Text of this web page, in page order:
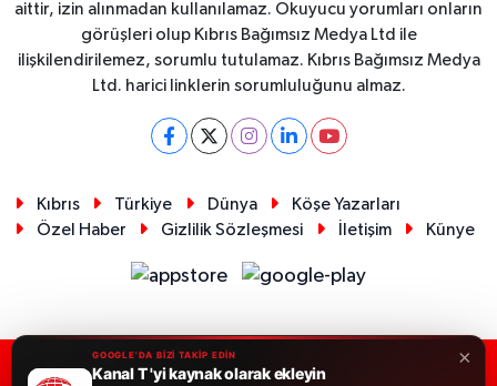
aittir, izin alınmadan kullanılamaz. Okuyucu yorumları onların
görüşleri olup Kıbrıs Bağımsız Medya Ltd ile
ilişkilendirilemez, sorumlu tutulamaz. Kıbrıs Bağımsız Medya
Ltd. harici linklerin sorumluluğunu almaz.
Kıbrıs Türkiye Dünya
Köşe Yazarları
Özel Haber
Gizlilik Sözleşmesi İletişim Künye
RSS Copyright © 2026. Her hakkı saklıdır.
×
GOOGLE'DA BİZİ TAKİP EDİN
Kanal T 'yi kaynak olarak ekleyin